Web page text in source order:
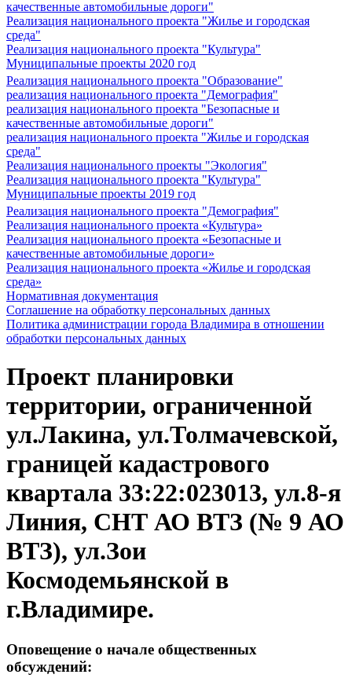
качественные автомобильные дороги"
Реализация национального проекта "Жилье и городская
среда"
Реализация национального проекта "Культура"
Муниципальные проекты 2020 год
Реализация национального проекта "Образование"
реализация национального проекта "Демография"
реализация национального проекта "Безопасные и
качественные автомобильные дороги"
реализация национального проекта "Жилье и городская
среда"
Реализация национального проекты "Экология"
Реализация национального проекта "Культура"
Муниципальные проекты 2019 год
Реализация национального проекта "Демография"
Реализация национального проекта «Культура»
Реализация национального проекта «Безопасные и
качественные автомобильные дороги»
Реализация национального проекта «Жилье и городская
среда»
Нормативная документация
Соглашение на обработку персональных данных
Политика администрации города Владимира в отношении
обработки персональных данных
Проект планировки
территории, ограниченной
ул.Лакина, ул.Толмачевской,
границей кадастрового
квартала 33:22:023013, ул.8-я
Линия, СНТ АО ВТЗ (№ 9 АО
ВТЗ), ул.Зои
Космодемьянской в
г.Владимире.
Оповещение о начале общественных
обсуждений: